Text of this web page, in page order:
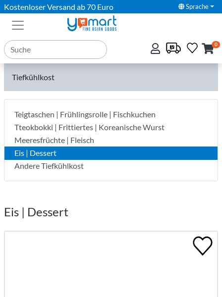
Kostenloser Versand ab 70 Euro Sprache
0
Tiefkühlkost
Teigtaschen | Frühlingsrolle | Fischkuchen
Tteokbokki | Frittiertes | Koreanische Wurst
Meeresfrüchte | Fleisch
Eis | Dessert
Andere Tiefkühlkost
Eis | Dessert